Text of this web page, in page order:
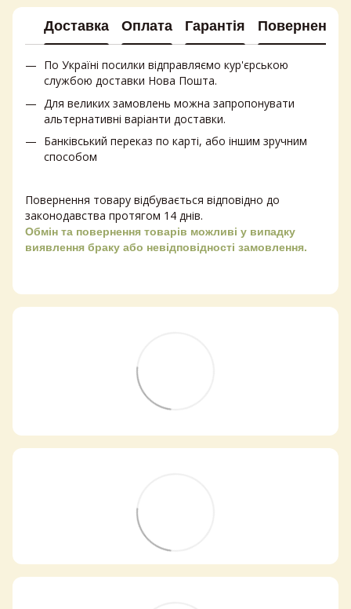
Доставка Оплата Гарантія Повернення
По Україні посилки відправляємо кур'єрською
службою доставки Нова Пошта.
Для великих замовлень можна запропонувати
альтернативні варіанти доставки.
Банківський переказ по карті, або іншим зручним
способом
Повернення товару відбувається відповідно до
законодавства протягом 14 днів.
Обмін та повернення товарів можливі у випадку
виявлення браку або невідповідності замовлення.